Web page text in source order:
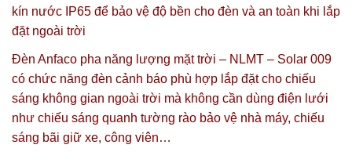
kín nước IP65 để bảo vệ độ bền cho đèn và an toàn khi lắp
đặt ngoài trời
Đèn Anfaco pha năng lượng mặt trời – NLMT – Solar 009
có chức năng đèn cảnh báo phù hợp lắp đặt cho chiếu
sáng không gian ngoài trời mà không cần dùng điện lưới
như chiếu sáng quanh tường rào bảo vệ nhà máy, chiếu
sáng bãi giữ xe, công viên…